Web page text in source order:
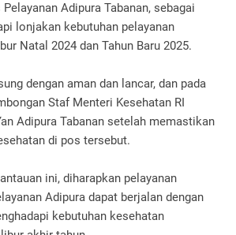
Adipura Tabanan, sebagai
lonjakan kebutuhan pelayanan
Natal 2024 dan Tahun Baru 2025.
dengan aman dan lancar, dan pada
Staf Menteri Kesehatan RI
Adipura Tabanan setelah memastikan
di pos tersebut.
ini, diharapkan pelayanan
Adipura dapat berjalan dengan
kebutuhan kesehatan